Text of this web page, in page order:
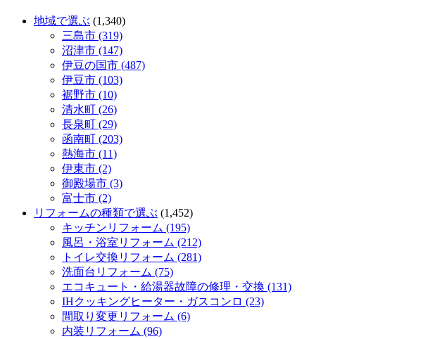
地域で選ぶ (1,340)
三島市 (319)
沼津市 (147)
伊豆の国市 (487)
伊豆市 (103)
裾野市 (10)
清水町 (26)
長泉町 (29)
函南町 (203)
熱海市 (11)
伊東市 (2)
御殿場市 (3)
富士市 (2)
リフォームの種類で選ぶ (1,452)
キッチンリフォーム (195)
風呂・浴室リフォーム (212)
トイレ交換リフォーム (281)
洗面台リフォーム (75)
エコキュート・給湯器故障の修理・交換 (131)
IHクッキングヒーター・ガスコンロ (23)
間取り変更リフォーム (6)
内装リフォーム (96)